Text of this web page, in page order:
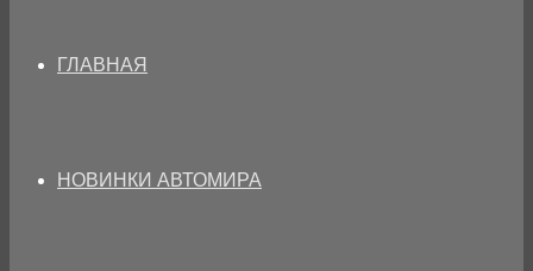
ГЛАВНАЯ
НОВИНКИ АВТОМИРА